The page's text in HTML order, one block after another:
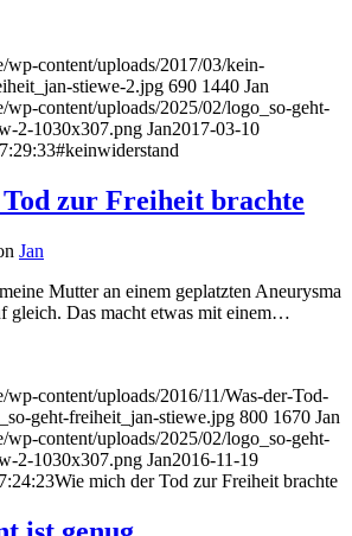
wp-content/uploads/2017/03/kein-
stiewe-2.jpg 690 1440 Jan
wp-content/uploads/2025/02/logo_so-geht-
2-1030x307.png Jan2017-03-10
#keinwiderstand
zur Freiheit brachte
Jan
Mutter an einem geplatzten Aneurysma
gleich. Das macht etwas mit einem…
wp-content/uploads/2016/11/Was-der-Tod-
geht-freiheit_jan-stiewe.jpg 800 1670 Jan
wp-content/uploads/2025/02/logo_so-geht-
2-1030x307.png Jan2016-11-19
Wie mich der Tod zur Freiheit brachte